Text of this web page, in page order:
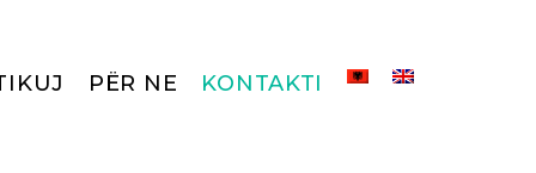
PËR NE KONTAKTI